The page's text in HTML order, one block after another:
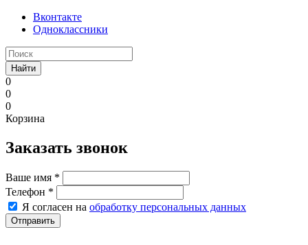
Вконтакте
Одноклассники
Найти
0
0
0
Корзина
Заказать звонок
Ваше имя *
Телефон *
Я согласен на обработку персональных данных